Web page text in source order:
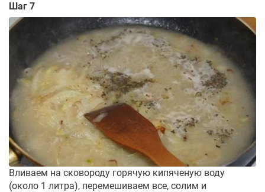
Шаг 7
Вливаем на сковороду горячую кипяченую воду
(около 1 литра), перемешиваем все, солим и